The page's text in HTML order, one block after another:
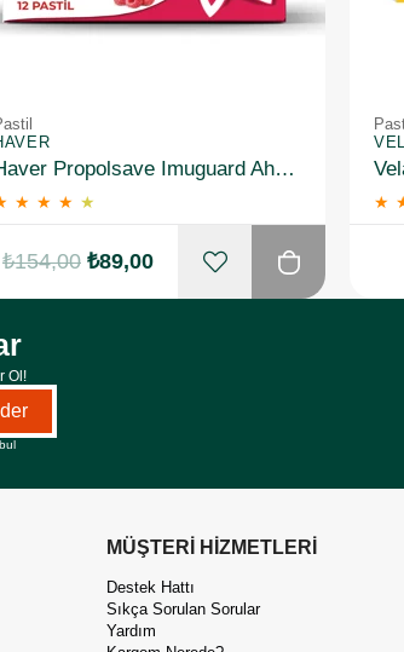
Haver Propolsave Imuguard Ahududu 12 Pastil
★ ★ ★ ★
₺89,00
₺154,00
★
Ol!
MÜŞTERİ HİZMETLERİ
Destek Hattı
Sıkça Sorulan Sorular
Yardım